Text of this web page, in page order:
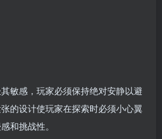
敏感，玩家必须保持绝对安静以避
的设计使玩家在探索时必须小心翼
和挑战性。